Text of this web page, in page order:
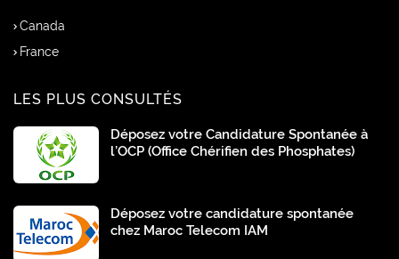
Canada
France
LES PLUS CONSULTÉS
Déposez votre Candidature Spontanée à
l’OCP (Office Chérifien des Phosphates)
Déposez votre candidature spontanée
chez Maroc Telecom IAM